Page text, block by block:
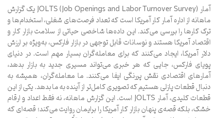
آمار JOLTS (Job Openings and Labor Turnover Survey) یک گزارش
ماهانه از اداره آمار کار آمریکا است که تعداد فرصت‌های شغلی، استخدام‌ها و
ترک کارها را بررسی می‌کند. این داده‌ها شاخصی حیاتی از سلامت بازار کار و
اقتصاد آمریکا هستند و نوسانات قابل توجهی در بازار فارکس، به‌ویژه بر ارزش
دلار آمریکا، ایجاد می‌کنند که برای معامله‌گران بسیار مهم است. در دنیای
پویای فارکس، جایی که هر خبری می‌تواند مسیری جدید به بازار بدهد،
آمارهای اقتصادی نقش پررنگی ایفا می‌کنند. ما معامله‌گران، همیشه به
دنبال قطعات پازلی هستیم که تصویری کامل‌تر از آینده به ما بدهد. یکی از این
قطعات کلیدی، آمار JOLTS است. این گزارش ماهانه، نه فقط اعداد و ارقام
خشک، بلکه قصه‌ی پنهان بازار کار آمریکا را برایمان روایت می‌کند؛ قصه‌ای که